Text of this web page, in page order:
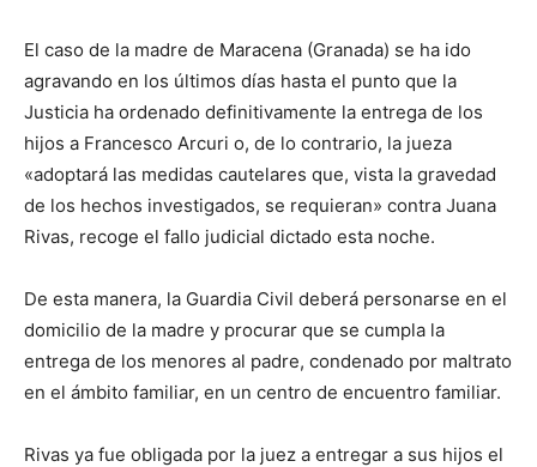
El caso de la madre de Maracena (Granada) se ha ido
agravando en los últimos días hasta el punto que la
Justicia ha ordenado definitivamente la entrega de los
hijos a Francesco Arcuri o, de lo contrario, la jueza
«adoptará las medidas cautelares que, vista la gravedad
de los hechos investigados, se requieran» contra Juana
Rivas, recoge el fallo judicial dictado esta noche.
De esta manera, la Guardia Civil deberá personarse en el
domicilio de la madre y procurar que se cumpla la
entrega de los menores al padre, condenado por maltrato
en el ámbito familiar, en un centro de encuentro familiar.
Rivas ya fue obligada por la juez a entregar a sus hijos el